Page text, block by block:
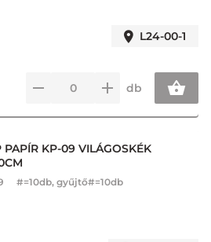
L24-00-1
db
PAPÍR KP-09 VILÁGOSKÉK
#=10db, gyűjtő#=10db